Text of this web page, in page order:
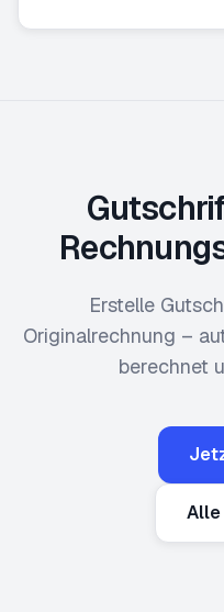
Erstelle
Originalrechnung –
berechnet
Alle